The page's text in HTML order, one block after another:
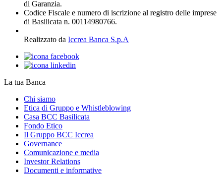
di Garanzia.
Codice Fiscale e numero di iscrizione al registro delle imprese
di Basilicata n. 00114980766.
Realizzato da Iccrea Banca S.p.A
La tua Banca
Chi siamo
Etica di Gruppo e Whistleblowing
Casa BCC Basilicata
Fondo Etico
Il Gruppo BCC Iccrea
Governance
Comunicazione e media
Investor Relations
Documenti e informative